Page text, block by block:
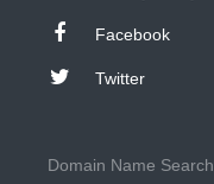
Facebook
Twitter
Domain Name Search